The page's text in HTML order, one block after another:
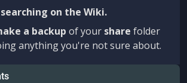
on the Wiki.
a backup of your share folder
anything you're not sure about.